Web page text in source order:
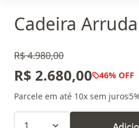
Cadeira Arruda
R$ 4.980,00
R$ 2.680,00 46% OFF
Parcele em até 10x sem juros5